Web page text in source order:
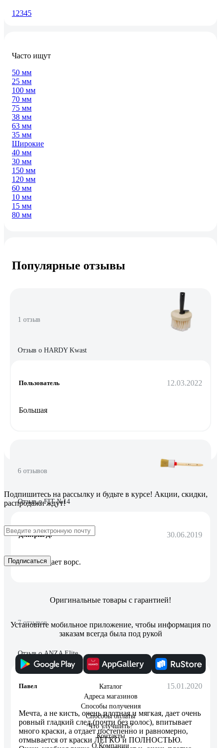
1 2345
Часто ищут
50 мм
25 мм
100 мм
70 мм
75 мм
38 мм
63 мм
35 мм
Широкие
40 мм
30 мм
150 мм
120 мм
60 мм
10 мм
15 мм
80 мм
Популярные отзывы
1 отзыв
Отзыв о HARDY Kwast
Пользователь 12.03.2022
Большая
6 отзывов
Отзыв о FIT №14
Дмитрий Д. 30.06.2019
Не выпадает ворс.
7 отзывов
Отзыв о ANZA Elite
Павел 15.01.2020
Мечта, а не кисть, очень плотная и мягкая, дает очень
ровный гладкий след (почти без полос), впитывает
много краски, а отдает постепенно и равномерно,
отмывается от краски ЛЕГКО и ПОЛНОСТЬЮ.
Подпишитесь на рассылку и будьте в курсе! Акции, скидки,
распродажи ждут!
Подписаться
Оригинальные товары с гарантией!
Установите мобильное приложение, чтобы информация по
заказам всегда была под рукой
Каталог
Адреса магазинов
Способы получения
Способы оплаты
Что улучшить?
Контакты
О Компании